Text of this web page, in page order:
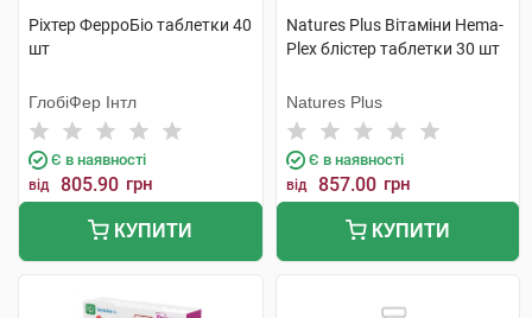
Ріхтер ФерроБіо таблетки 40
шт
ГлобіФер Інтл
Є в наявності
від 805.90 грн
КУПИТИ
Natures Plus Вітаміни Hema-
Plex блістер таблетки 30 шт
Natures Plus
Є в наявності
від 857.00 грн
КУПИТИ